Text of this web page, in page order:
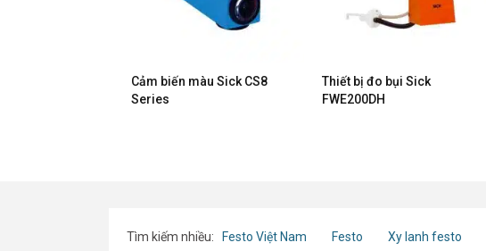
Cảm biến màu Sick CS8
Series
Thiết bị đo bụi Sick
FWE200DH
Tìm kiếm nhiều: Festo Việt Nam Festo Xy lanh festo